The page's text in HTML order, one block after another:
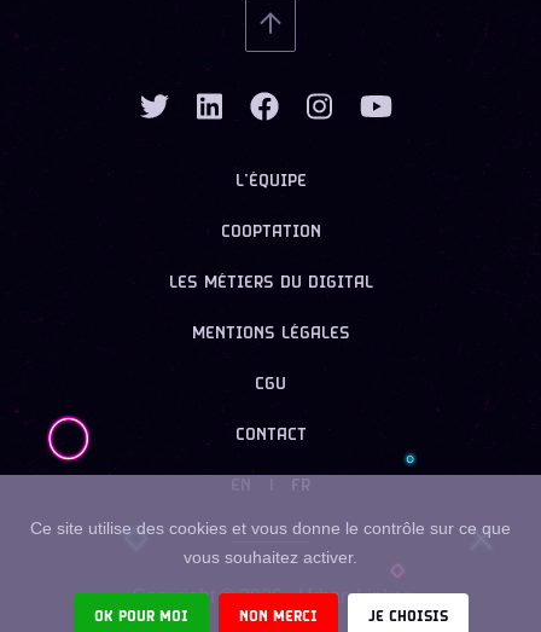
L’ÉQUIPE
COOPTATION
LES MÉTIERS DU DIGITAL
MENTIONS LÉGALES
CGU
CONTACT
FR
Copyright ©2026- Urban Linker
Ce site utilise des cookies et vous donne le contrôle sur ce que
vous souhaitez activer.
OK POUR MOI NON MERCI JE CHOISIS